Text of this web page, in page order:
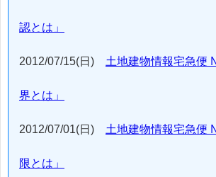
認とは」
2012/07/15(日) 土地建物情報宅急便
界とは」
2012/07/01(日) 土地建物情報宅急便
限とは」